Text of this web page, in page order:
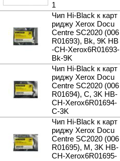
1
Чип Hi-Black к карт
риджу Xerox Docu
Centre SC2020 (006
R01693), Bk, 9K HB
-CH-Xerox6R01693-
Bk-9K
Чип Hi-Black к карт
риджу Xerox Docu
Centre SC2020 (006
R01694), C, 3K HB-
CH-Xerox6R01694-
C-3K
Чип Hi-Black к карт
риджу Xerox Docu
Centre SC2020 (006
R01695), M, 3K HB-
CH-Xerox6R01695-